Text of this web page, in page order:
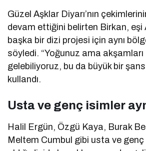
Güzel Aşklar Diyarı’nın
devam ettiğini belirten Birkan, eşi
başka bir dizi projesi için aynı
söyledi. “Yoğunuz ama
gelebiliyoruz, bu da büyük bir
kullandı.
Usta ve genç isimler
Halil Ergün, Özgü Kaya, Burak
Meltem Cumbul gibi usta ve